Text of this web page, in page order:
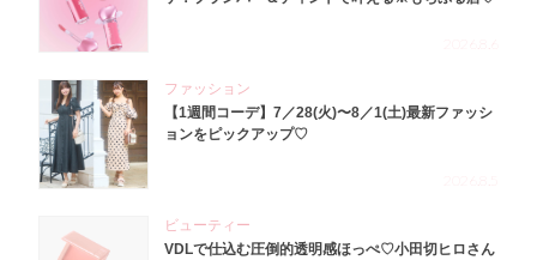
ファッション
【1週間コーデ】7／28(火)〜8／1(土)最新ファッシ
ョンをピックアップ♡
ビューティー
VDLで仕込む圧倒的透明感ほっぺ♡小田切ヒロさん